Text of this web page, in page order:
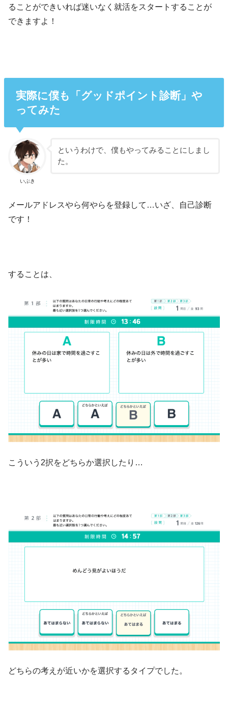
ることができいれば迷いなく就活をスタートすることが
できますよ！
実際に僕も「グッドポイント診断」や
ってみた
いぶき
というわけで、僕もやってみることにしまし
た。
メールアドレスやら何やらを登録して…いざ、自己診断
です！
することは、
こういう2択をどちらか選択したり…
どちらの考えが近いかを選択するタイプでした。